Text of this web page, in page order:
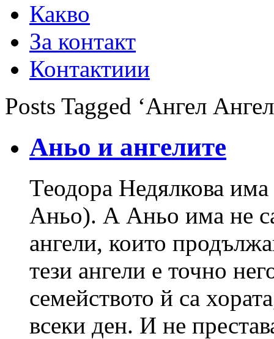
Какво
За контакт
Контактиии
Posts Tagged ‘Ангел
Аньо и ангелите
Теодора Недялкова
Аньо). А Аньо има не
ангели, които
тези ангели е точно
семейството й са
всеки ден. И не